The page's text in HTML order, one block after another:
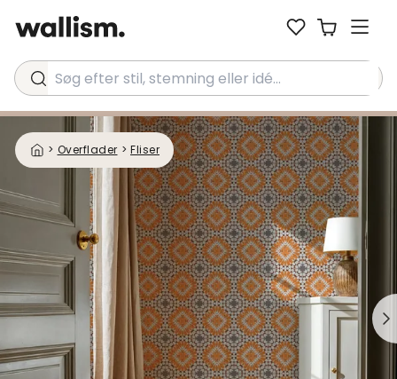
Søg efter stil, stemning eller idé...
> Overflader > Fliser